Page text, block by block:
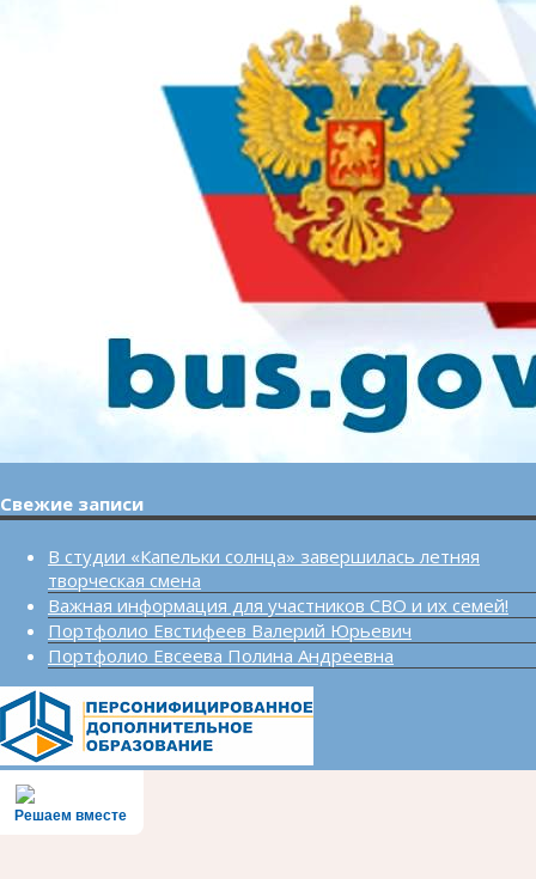
Свежие записи
В студии «Капельки солнца» завершилась летняя
творческая смена
Важная информация для участников СВО и их семей!
Портфолио Евстифеев Валерий Юрьевич
Портфолио Евсеева Полина Андреевна
Решаем вместе